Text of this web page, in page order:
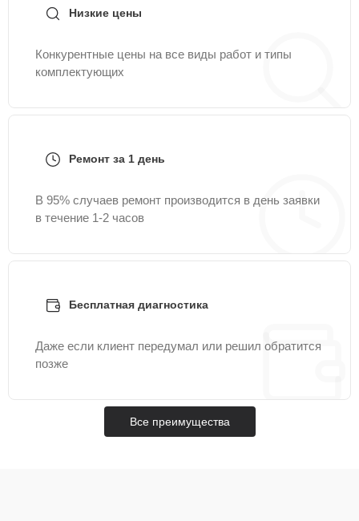
Низкие цены
Конкурентные цены на все виды работ и типы
комплектующих
Ремонт за 1 день
В 95% случаев ремонт производится в день заявки
в течение 1-2 часов
Бесплатная диагностика
Даже если клиент передумал или решил обратится
позже
Все преимущества